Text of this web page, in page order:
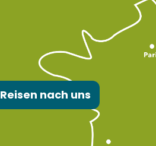
Reisen nach uns